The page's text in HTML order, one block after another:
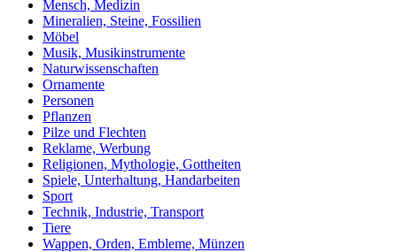
Mensch, Medizin
Mineralien, Steine, Fossilien
Möbel
Musik, Musikinstrumente
Naturwissenschaften
Ornamente
Personen
Pflanzen
Pilze und Flechten
Reklame, Werbung
Religionen, Mythologie, Gottheiten
Spiele, Unterhaltung, Handarbeiten
Sport
Technik, Industrie, Transport
Tiere
Wappen, Orden, Embleme, Münzen